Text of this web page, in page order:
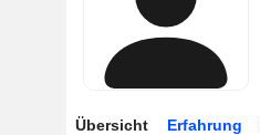
Übersicht Erfahrung